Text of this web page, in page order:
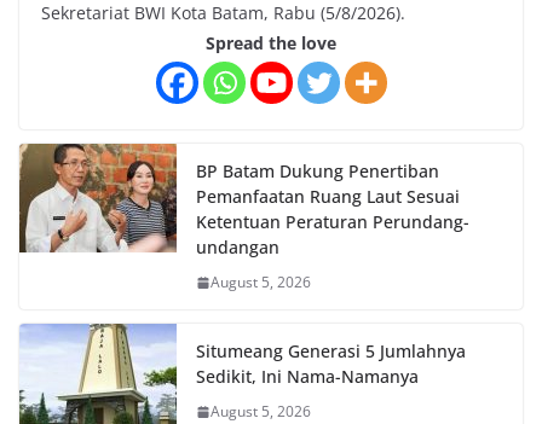
Sekretariat BWI Kota Batam, Rabu (5/8/2026).
Spread the love
BP Batam Dukung Penertiban
Pemanfaatan Ruang Laut Sesuai
Ketentuan Peraturan Perundang-
undangan
August 5, 2026
Situmeang Generasi 5 Jumlahnya
Sedikit, Ini Nama-Namanya
August 5, 2026